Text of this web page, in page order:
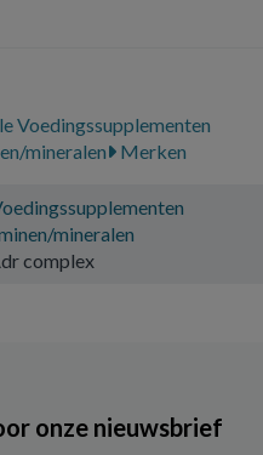
Voedingssupplementen
mineralen
Merken
mineralen
complex
onze nieuwsbrief